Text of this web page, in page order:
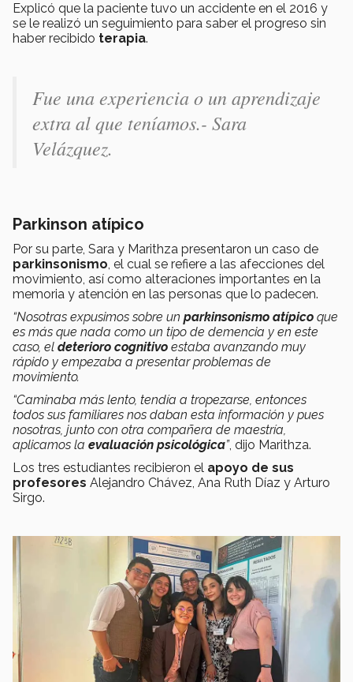
Explicó que la paciente tuvo un accidente en el 2016 y
se le realizó un seguimiento para saber el progreso sin
haber recibido terapia.
Fue una experiencia o un aprendizaje
extra al que teníamos.- Sara
Velázquez.
Parkinson atípico
Por su parte, Sara y Marithza presentaron un caso de
parkinsonismo, el cual se refiere a las afecciones del
movimiento, así como alteraciones importantes en la
memoria y atención en las personas que lo padecen.
“Nosotras expusimos sobre un parkinsonismo atípico que
es más que nada como un tipo de demencia y en este
caso, el deterioro cognitivo estaba avanzando muy
rápido y empezaba a presentar problemas de
movimiento.
“Caminaba más lento, tendía a tropezarse, entonces
todos sus familiares nos daban esta información y pues
nosotras, junto con otra compañera de maestría,
aplicamos la evaluación psicológica”, dijo Marithza.
Los tres estudiantes recibieron el apoyo de sus
profesores Alejandro Chávez, Ana Ruth Díaz y Arturo
Sirgo.